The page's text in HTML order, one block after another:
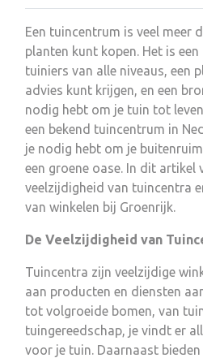
Een tuincentrum is veel meer
planten kunt kopen. Het is
tuiniers van alle niveaus, een
advies kunt krijgen, en een
nodig hebt om je tuin tot
een bekend tuincentrum in
je nodig hebt om je
een groene oase. In dit artikel
veelzijdigheid van tuincentra
van winkelen bij Groenrijk.
De Veelzijdigheid van
Tuincentra zijn veelzijdige
aan producten en diensten
tot volgroeide bomen, van
tuingereedschap, je vindt er
voor je tuin. Daarnaast